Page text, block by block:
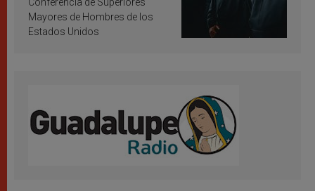
Conferencia de Superiores
Mayores de Hombres de los
Estados Unidos